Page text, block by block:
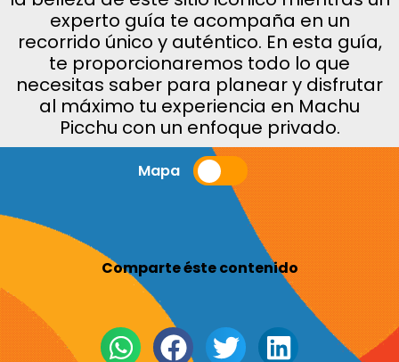
experto guía te acompaña en un
recorrido único y auténtico. En esta guía,
te proporcionaremos todo lo que
necesitas saber para planear y disfrutar
al máximo tu experiencia en Machu
Picchu con un enfoque privado.
Mapa
Comparte éste contenido